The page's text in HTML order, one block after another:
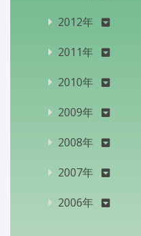
2012年
2011年
2010年
2009年
2008年
2007年
2006年